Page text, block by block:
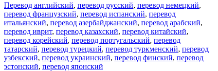
Перевод английский, перевод русский, перевод немецкий,
перевод французский, перевод испанский, перевод
итальянский, перевод азербайджанский, перевод арабский,
перевод иврит, перевод казахский, перевод китайский,
перевод корейский, перевод португальский, перевод
татарский, перевод турецкий, перевод туркменский, перевод
узбекский, перевод украинский, перевод финский, перевод
эстонский, перевод японский